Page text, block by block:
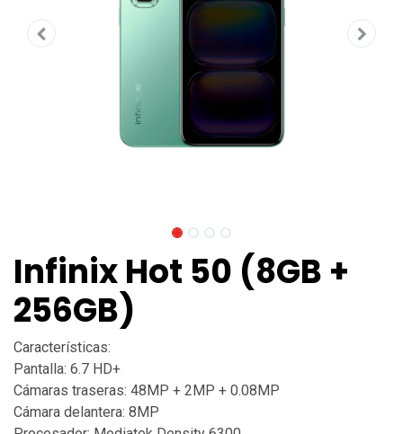
Infinix Hot 50 (8GB +
256GB)
Características:
Pantalla: 6.7 HD+
Cámaras traseras: 48MP + 2MP + 0.08MP
Cámara delantera: 8MP